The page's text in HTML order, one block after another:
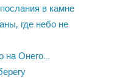
в камне
где небо не
на Онего…